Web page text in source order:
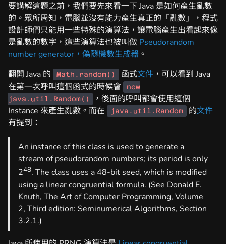
要講解這題之前，我們要先來看一下 Java 是如何產生亂數
的。眾所周知，電腦並沒有能力產生真正的「亂數」，程式
設計師們只能用一些特殊的演算法，讓電腦產生出看起來像
是亂數的數字，這些演算法也被叫做 Pseudorandom
number generator，偽隨機數生成器 。
翻開 Java 的
Math.random() 函式文件，可以看到 Java
在第一次呼叫這個函式的時候會
new
java.util.Random()
，後面的呼叫都會使用這個
Instance 來產生亂數。而在
java.util.Random 的文件
有提到：
An instance of this class is used to generate a
stream of pseudorandom numbers; its period is only
248. The class uses a 48-bit seed, which is modified
using a linear congruential formula. (See Donald E.
Knuth, The Art of Computer Programming, Volume
2, Third edition: Seminumerical Algorithms, Section
3.2.1.)